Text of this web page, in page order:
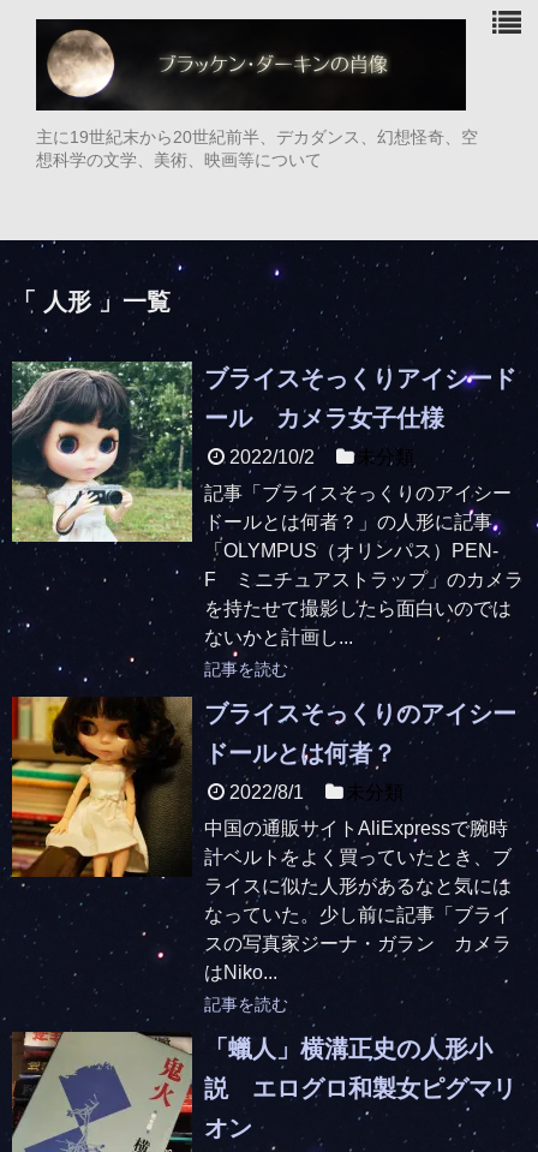
主に19世紀末から20世紀前半、デカダンス、幻想怪奇、空
想科学の文学、美術、映画等について
「 人形 」一覧
ブライスそっくりアイシード
ール カメラ女子仕様
2022/10/2
未分類
記事「ブライスそっくりのアイシー
ドールとは何者？」の人形に記事
「OLYMPUS（オリンパス）PEN-
F ミニチュアストラップ」のカメラ
を持たせて撮影したら面白いのでは
ないかと計画し...
記事を読む
ブライスそっくりのアイシー
ドールとは何者？
2022/8/1
未分類
中国の通販サイトAliExpressで腕時
計ベルトをよく買っていたとき、ブ
ライスに似た人形があるなと気には
なっていた。少し前に記事「ブライ
スの写真家ジーナ・ガラン カメラ
はNiko...
記事を読む
「蠟人」横溝正史の人形小
説 エログロ和製女ピグマリ
オン